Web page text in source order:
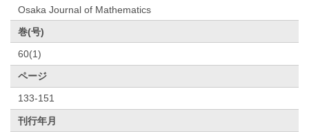
Osaka Journal of Mathematics
巻(号)
60(1)
ページ
133-151
刊行年月